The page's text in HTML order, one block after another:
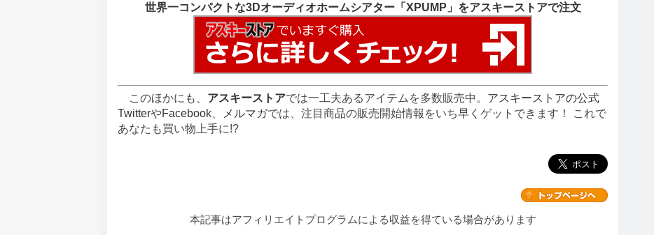
世界一コンパクトな3Dオーディオホームシアター「XPUMP」をアスキーストアで注文
このほかにも、 アスキーストアでは一工夫あるアイテムを多数販売中。 アスキーストアの公式
TwitterやFacebook、 メルマガでは、注目商品の販売開始情報をいち早くゲットできます！ これで
あなたも買い物上手に!?
本記事はアフィリエイトプログラムによる収益を得ている場合があります